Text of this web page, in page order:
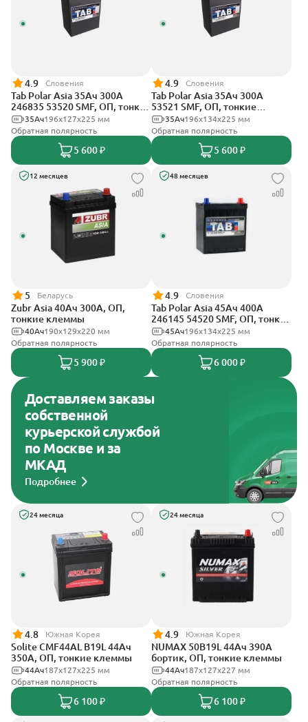
4.9 Словения
Tab Polar Asia 35Ач 300А
246835 53520 SMF, ОП, тонкие
клеммы196x127x225 мм
35Ач
Обратная полярность
5 600 ₽
4.9 Словения
Tab Polar Asia 35Ач 300А
53521 SMF, ОП, тонкие
клеммы196x134x225 мм
35Ач
Обратная полярность
5 600 ₽
12 месяцев
5 Беларусь
Zubr Asia 40Ач 300А, ОП,
тонкие клеммы
190x129x220 мм
40Ач
Обратная полярность
5 900 ₽
48 месяцев
4.9 Словения
Tab Polar Asia 45Ач 400А
246145 54520 SMF, ОП, тонкие
клеммы196x134x225 мм
45Ач
Обратная полярность
6 000 ₽
Доставляем заказы
собственной
курьерской службой
по Москве и за
МКАД
Подробнее
24 месяца
4.8 Южная Корея
Solite CMF44AL B19L 44Ач
350А, ОП, тонкие клеммы
187x127x225 мм
44Ач
Обратная полярность
6 100 ₽
24 месяца
4.9 Южная Корея
NUMAX 50B19L 44Ач 390А
бортик, ОП, тонкие клеммы
187х127х227 мм
44Ач
Обратная полярность
6 100 ₽